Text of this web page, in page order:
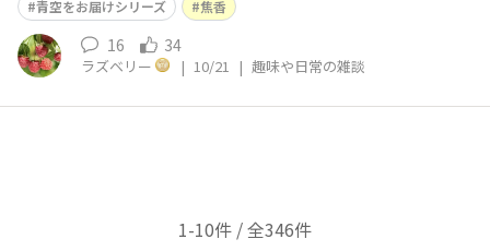
ます。 骨盤を立てて、下腹を引き上げて背筋を伸ばしま
しょう。 手を組んで肘を伸ばして、両腕を下に伸ばしま
す。 息を吸いな
青空をお届けシリーズ 焦香
16 34
ラズベリー | 10/21 | 趣味や日常の雑談
1-10件 / 全346件